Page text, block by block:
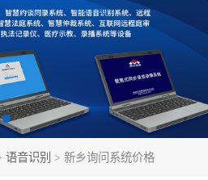
语音识别 > 新乡询问系统价格
便携式审讯设备
听证室
语音识别